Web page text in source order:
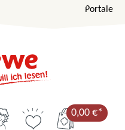
Portale
0,00 €*